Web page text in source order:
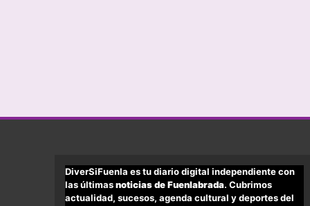
DiverSiFuenla es tu diario digital independiente con
las últimasnoticias de Fuenlabrada. Cubrimos
actualidad, sucesos, agenda cultural y deportes del